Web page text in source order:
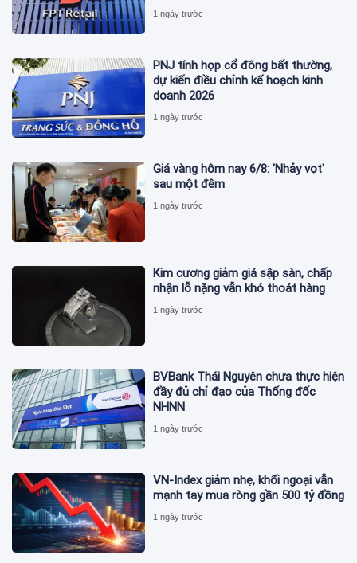
1 ngày trước
PNJ tính họp cổ đông bất thường,
dự kiến điều chỉnh kế hoạch kinh
doanh 2026
1 ngày trước
Giá vàng hôm nay 6/8: 'Nhảy vọt'
sau một đêm
1 ngày trước
Kim cương giảm giá sập sàn, chấp
nhận lỗ nặng vẫn khó thoát hàng
1 ngày trước
BVBank Thái Nguyên chưa thực hiện
đầy đủ chỉ đạo của Thống đốc
NHNN
1 ngày trước
VN-Index giảm nhẹ, khối ngoại vẫn
mạnh tay mua ròng gần 500 tỷ đồng
1 ngày trước